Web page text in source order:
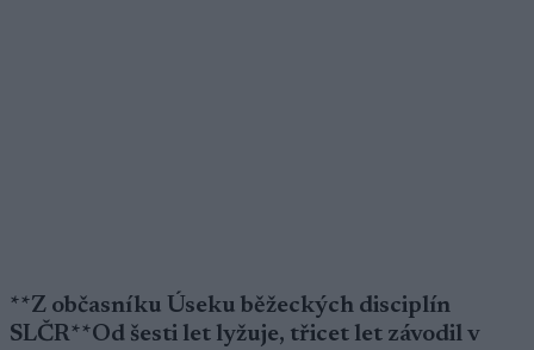
**Z občasníku Úseku běžeckých disciplín
SLČR**Od šesti let lyžuje, třicet let závodil v